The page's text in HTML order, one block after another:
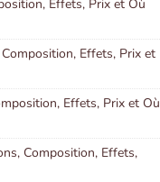
Effets, Prix et Où
Effets, Prix et
Effets, Prix et Où
Composition, Effets,